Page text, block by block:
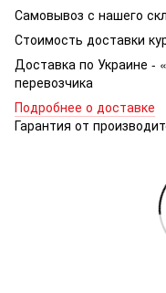
Самовывоз с нашего
Стоимость доставки
Доставка по Украине -
перевозчика
Подробнее о доставке
Гарантия от